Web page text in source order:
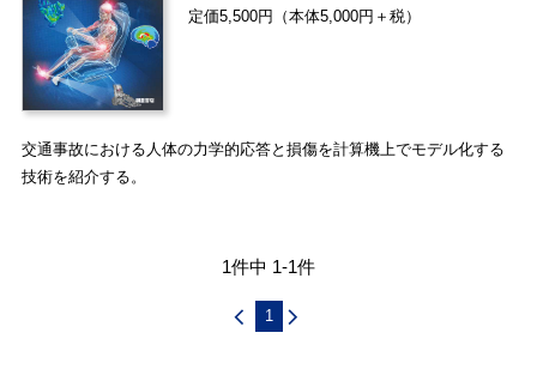
定価5,500円（本体5,000円＋税）
交通事故における人体の力学的応答と損傷を計算機上でモデル化する
技術を紹介する。
1件中 1-1件
1